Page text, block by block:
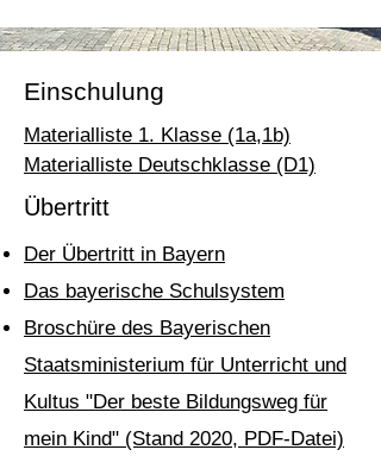
Einschulung
Materialliste 1. Klasse (1a,1b)
Materialliste Deutschklasse (D1)
Übertritt
Der Übertritt in Bayern
Das bayerische Schulsystem
Broschüre des Bayerischen
Staatsministerium für Unterricht und
Kultus "Der beste Bildungsweg für
mein Kind" (Stand 2020, PDF-Datei)